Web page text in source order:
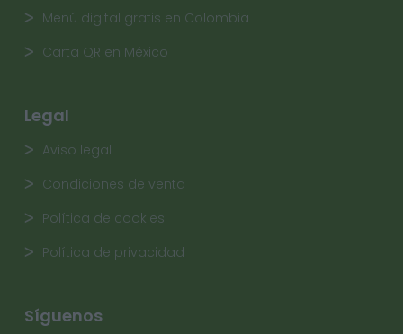
Menú digital gratis en Colombia
Carta QR en México
Legal
Aviso legal
Condiciones de venta
Política de cookies
Política de privacidad
Síguenos